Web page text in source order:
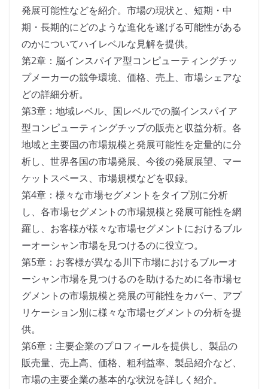
発展可能性などを紹介。市場の現状と、短期・中
期・長期的にどのような進化を遂げる可能性がある
のかについてハイレベルな見解を提供。
第2章：脳インスパイア型コンピューティングチッ
プメーカーの競争環境、価格、売上、市場シェアな
どの詳細分析。
第3章：地域レベル、国レベルでの脳インスパイア
型コンピューティングチップの販売と収益分析。各
地域と主要国の市場規模と発展可能性を定量的に分
析し、世界各国の市場発展、今後の発展展望、マー
ケットスペース、市場規模などを収録。
第4章：様々な市場セグメントをタイプ別に分析
し、各市場セグメントの市場規模と発展可能性を網
羅し、お客様が様々な市場セグメントにおけるブル
ーオーシャン市場を見つけるのに役立つ。
第5章：お客様が異なる川下市場におけるブルーオ
ーシャン市場を見つけるのを助けるために各市場セ
グメントの市場規模と発展の可能性をカバー、アプ
リケーション別に様々な市場セグメントの分析を提
供。
第6章：主要企業のプロフィールを提供し、製品の
販売量、売上高、価格、粗利益率、製品紹介など、
市場の主要企業の基本的な状況を詳しく紹介。